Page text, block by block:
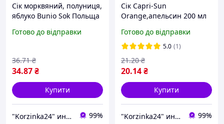
Сік морквяний, полуниця,
яблуко Bunio Sok Польща
Готово до відправки
34.87₴
36.71 ₴
Купити
"Korzinka24" интернет магазин 99%
Сік Capri-Sun
Orange,апельсин 200 мл
Готово до відправки
5.0 (1)
20.14₴
21.20 ₴
Купити
"Korzinka24" интернет магазин 99%